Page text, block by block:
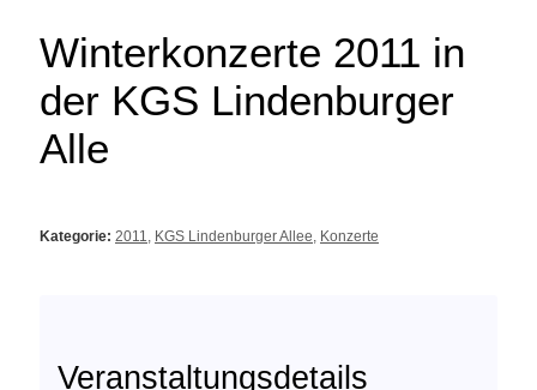
Winterkonzerte 2011 in
der KGS Lindenburger
Alle
Kategorie: 2011, KGS Lindenburger Allee, Konzerte
Veranstaltungsdetails